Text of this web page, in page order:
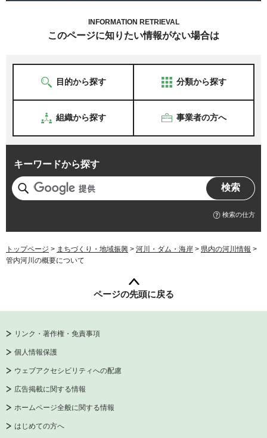
INFORMATION RETRIEVAL
このページに知りたい情報がない場合は
目的から探す 分類から探す
組織から探す 事業者の方へ
キーワードから探す
検索の仕方
トップページ > まちづくり・地域振興 > 河川・ダム・海岸 > 県内の河川情報 >
管内河川の概要について
ページの先頭に戻る
リンク・著作権・免責事項
個人情報保護
ウェブアクセシビリティへの配慮
広告掲載に関する情報
ホームページ全般に関する情報
はじめての方へ